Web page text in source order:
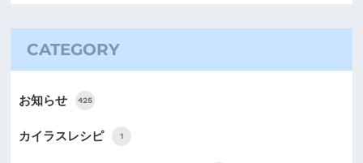
CATEGORY
お知らせ 425
カイラスレシピ 1